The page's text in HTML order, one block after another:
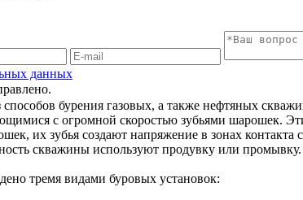
данных
бурения газовых, а также нефтяных
с огромной скоростью зубьями шарошек.
их зубья создают напряжение в зонах контакта
скважины используют продувку или промывку.
тремя видами буровых установок: